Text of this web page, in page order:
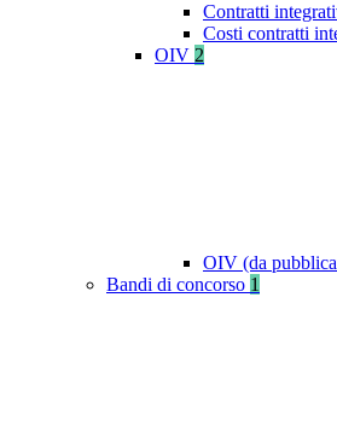
Contratti
Costi contratti
OIV 2
OIV (da
Bandi di concorso 1